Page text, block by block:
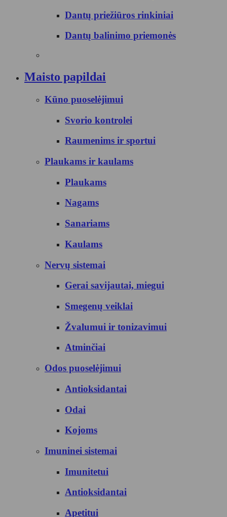
Dantų priežiūros rinkiniai
Dantų balinimo priemonės
Maisto papildai
Kūno puoselėjimui
Svorio kontrolei
Raumenims ir sportui
Plaukams ir kaulams
Plaukams
Nagams
Sanariams
Kaulams
Nervų sistemai
Gerai savijautai, miegui
Smegenų veiklai
Žvalumui ir tonizavimui
Atminčiai
Odos puoselėjimui
Antioksidantai
Odai
Kojoms
Imuninei sistemai
Imunitetui
Antioksidantai
Apetitui